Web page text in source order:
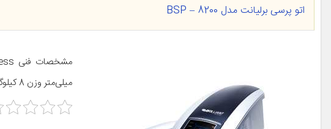
اتو پرسی برلیانت مدل BSP – 8200
میلی‌متر وزن 8 کیلوگرم نوع اتو پرسی مشخصات […]